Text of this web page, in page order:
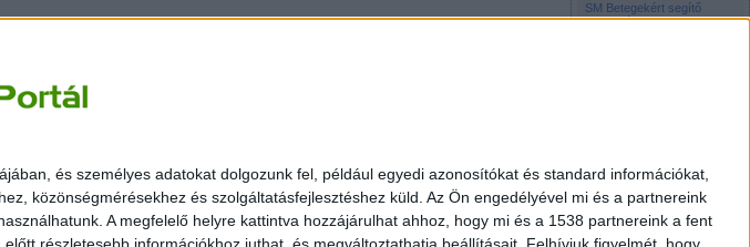
és személyes adatokat dolgozunk fel, például egyedi azonosítókat és standard információkat,
közönségmérésekhez és szolgáltatásfejlesztéshez küld. Az Ön engedélyével mi és a partnereink
A megfelelő helyre kattintva hozzájárulhat ahhoz, hogy mi és a 1538 partnereink a fent
SM Betegekért segítő
közösség Facebook oldala
Élet és Tudomány
Free TV
Interpress Magazin
National Geographic